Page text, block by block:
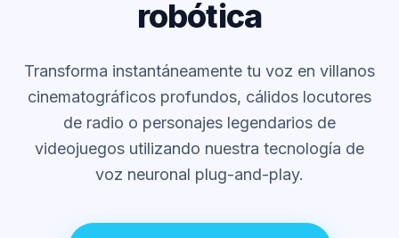
robótica
Transforma instantáneamente tu voz en villanos
cinematográficos profundos, cálidos locutores
de radio o personajes legendarios de
videojuegos utilizando nuestra tecnología de
voz neuronal plug-and-play.